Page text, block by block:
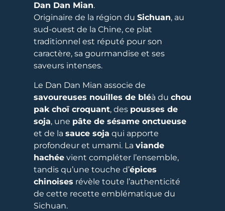
Dan Dan Mian.
Originaire de la région du Sichuan, au
sud-ouest de la Chine, ce plat
traditionnel est réputé pour son
caractère, sa gourmandise et ses
saveurs intenses.
Le Dan Dan Mian associe de
savoureuses nouilles de bléà du chou
pak choï croquant, des pousses de
soja, une pâte de sésame onctueuse
et de la sauce soja qui apporte
profondeur et umami. La viande
hachée vient compléter l’ensemble,
tandis qu’une touche d’épices
chinoises révèle toute l’authenticité
de cette recette emblématique du
Sichuan.